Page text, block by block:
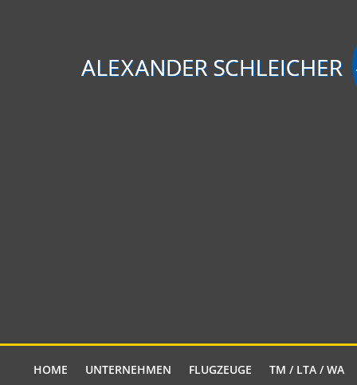
HOME UNTERNEHMEN FLUGZEUGE TM / LTA / WA